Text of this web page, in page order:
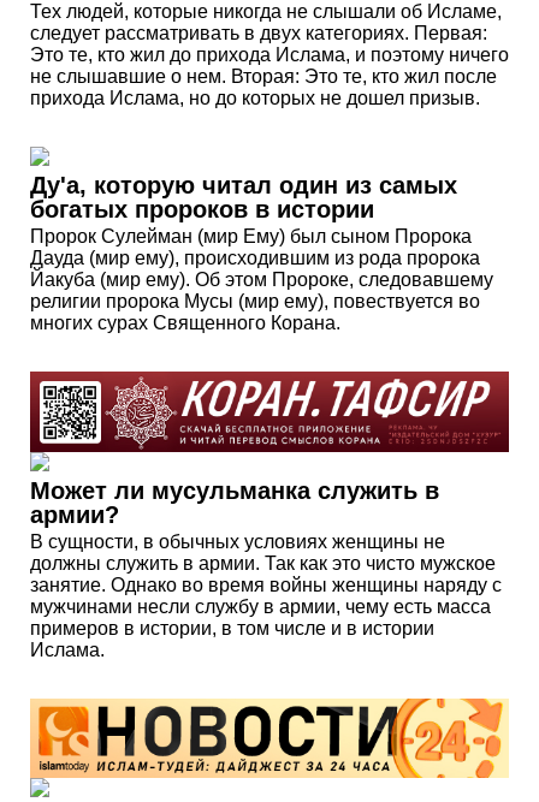
Тех людей, которые никогда не слышали об Исламе,
следует рассматривать в двух категориях. Первая:
Это те, кто жил до прихода Ислама, и поэтому ничего
не слышавшие о нем. Вторая: Это те, кто жил после
прихода Ислама, но до которых не дошел призыв.
Ду'а, которую читал один из самых
богатых пророков в истории
Пророк Сулейман (мир Ему) был сыном Пророка
Дауда (мир ему), происходившим из рода пророка
Йакуба (мир ему). Об этом Пророке, следовавшему
религии пророка Мусы (мир ему), повествуется во
многих сурах Священного Корана.
Может ли мусульманка служить в
армии?
В сущности, в обычных условиях женщины не
должны служить в армии. Так как это чисто мужское
занятие. Однако во время войны женщины наряду с
мужчинами несли службу в армии, чему есть масса
примеров в истории, в том числе и в истории
Ислама.